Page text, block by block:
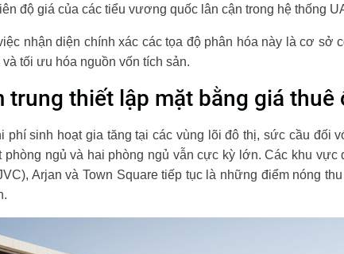
độ giá của các tiểu vương quốc lân cận trong hệ thống
nhận diện chính xác các tọa độ phân hóa này là cơ sở
tối ưu hóa nguồn vốn tích sản.
trung thiết lập mặt bằng giá thuê
sinh hoạt gia tăng tại các vùng lõi đô thị, sức cầu đối
ngủ và hai phòng ngủ vẫn cực kỳ lớn. Các khu vực
Arjan và Town Square tiếp tục là những điểm nóng